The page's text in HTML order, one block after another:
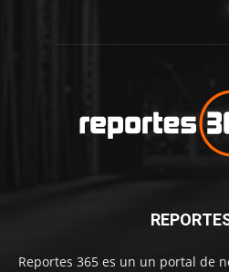
Reportes 365 es un un portal de